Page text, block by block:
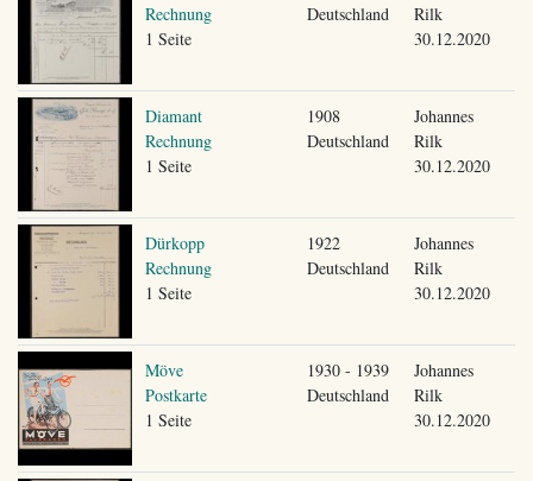
Rechnung
1 Seite
Deutschland
Rilk
30.12.2020
Diamant
Rechnung
1 Seite
1908
Deutschland
Johannes
Rilk
30.12.2020
Dürkopp
Rechnung
1 Seite
1922
Deutschland
Johannes
Rilk
30.12.2020
Möve
Postkarte
1 Seite
1930 - 1939
Deutschland
Johannes
Rilk
30.12.2020